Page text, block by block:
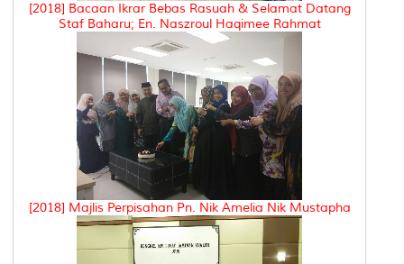
[2018] Bacaan Ikrar Bebas Rasuah & Selamat Datang
Staf Baharu; En. Naszroul Haqimee Rahmat
[2018] Majlis Perpisahan Pn. Nik Amelia Nik Mustapha